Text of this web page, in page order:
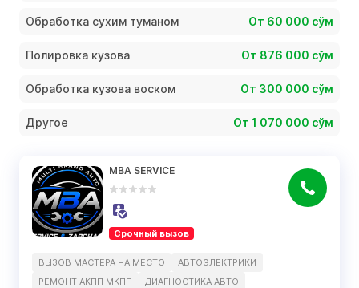
Обработка сухим туманом От 60 000 сўм
Полировка кузова От 876 000 сўм
Обработка кузова воском От 300 000 сўм
Другое От 1 070 000 сўм
MBA SERVICE
Срочный вызов
ВЫЗОВ МАСТЕРА НА МЕСТО
АВТОЭЛЕКТРИКИ
РЕМОНТ АКПП МКПП
ДИАГНОСТИКА АВТО